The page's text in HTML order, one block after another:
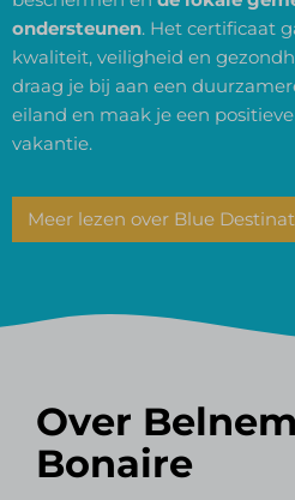
ondersteunen. Het certificaat
kwaliteit, veiligheid en
draag je bij aan een
eiland en maak je een
vakantie.
Meer lezen over Blue
Over
Bonaire